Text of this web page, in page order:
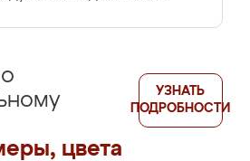
цвета
УЗНАТЬ
ПОДРОБНОСТИ